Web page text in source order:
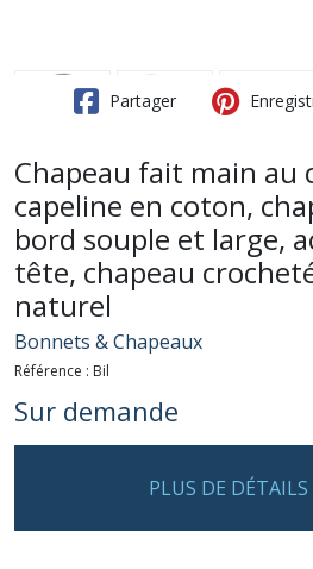
Partager
Chapeau fait main au
capeline en coton,
bord souple et large,
tête, chapeau
naturel
Bonnets & Chapeaux
Référence : Bil
Sur demande
PLUS DE DÉTAILS